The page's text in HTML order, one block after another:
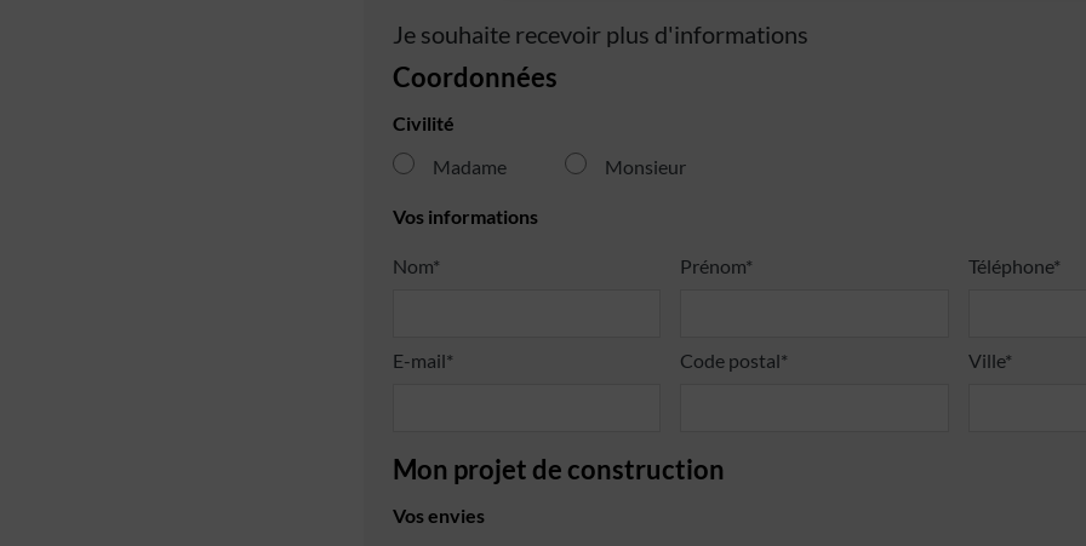
Je souhaite recevoir plus d'informations
Coordonnées
Civilité
Madame
Monsieur
Vos informations
Nom* Prénom* Téléphone*
E-mail* Code postal* Ville*
Mon projet de construction
Vos envies